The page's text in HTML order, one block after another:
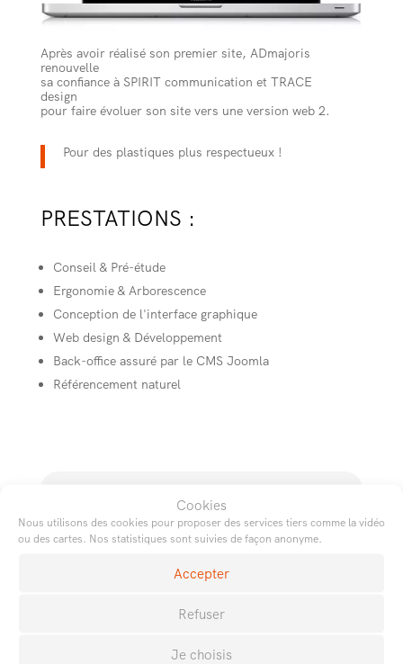
Cookies
Nous utilisons des cookies pour proposer des services tiers comme la vidéo
ou des cartes. Nos statistiques sont suivies de façon anonyme.
Accepter
Refuser
Je choisis
Après avoir réalisé son premier site, ADmajoris
renouvelle
sa confiance à SPIRIT communication et TRACE
design
pour faire évoluer son site vers une version web 2.
Pour des plastiques plus respectueux !
PRESTATIONS :
Conseil & Pré-étude
Ergonomie & Arborescence
Conception de l'interface graphique
Web design & Développement
Back-office assuré par le CMS Joomla
Référencement naturel
Plus d’informations sur ce
type de projet